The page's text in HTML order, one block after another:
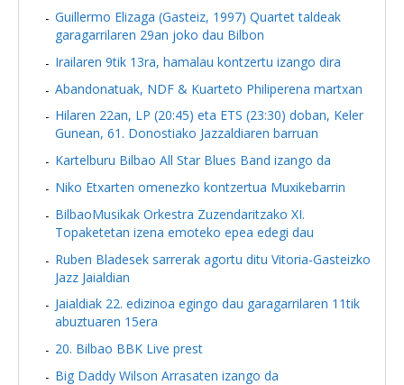
Guillermo Elizaga (Gasteiz, 1997) Quartet taldeak
garagarrilaren 29an joko dau Bilbon
Irailaren 9tik 13ra, hamalau kontzertu izango dira
Abandonatuak, NDF & Kuarteto Philiperena martxan
Hilaren 22an, LP (20:45) eta ETS (23:30) doban, Keler
Gunean, 61. Donostiako Jazzaldiaren barruan
Kartelburu Bilbao All Star Blues Band izango da
Niko Etxarten omenezko kontzertua Muxikebarrin
BilbaoMusikak Orkestra Zuzendaritzako XI.
Topaketetan izena emoteko epea edegi dau
Ruben Bladesek sarrerak agortu ditu Vitoria-Gasteizko
Jazz Jaialdian
Jaialdiak 22. edizinoa egingo dau garagarrilaren 11tik
abuztuaren 15era
20. Bilbao BBK Live prest
Big Daddy Wilson Arrasaten izango da